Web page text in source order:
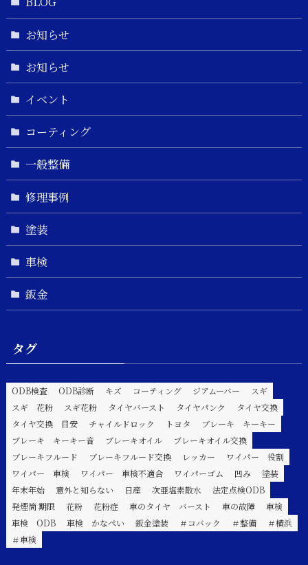
お知らせ
お知らせ
イベント
コーティング
一般整備
修理事例
塗装
車検
鈑金
タグ
ODB検査 ODB診断 キズ コーティング ジアムーバー
スギ
スギ 花粉
スギ花粉 タイヤバースト タイヤパンク
タイヤ交換
タイヤ交換 目安
チャイルドロック トヨタ
ブレーキ キーキー
ブレーキ キーキー音
ブレーキオイル
ブレーキオイル交換
ブレーキフルード
ブレーキフルード交換 レッカー
ワイパー 役割
ワイパー 車検
ワイパー 車検不適合 ワイパーゴム 凹み
塗装
年末年始
意外と知らない 日産 次亜塩素散水
法定点検ODB
発煙筒 期限
花粉 花粉症 車のタイヤ バースト 車の故障
車検
車検 ODB
車検 かなぺい 鈑金塗装 ＃コバック ＃整備
＃横浜
＃車検